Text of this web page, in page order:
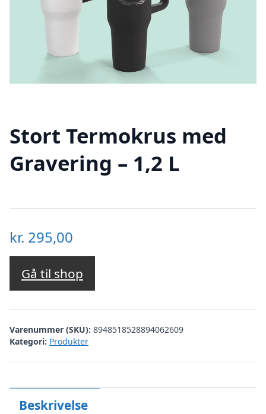
Stort Termokrus med
Gravering – 1,2 L
kr. 295,00
Gå til shop
Varenummer (SKU): 8948518528894062609
Kategori: Produkter
Beskrivelse